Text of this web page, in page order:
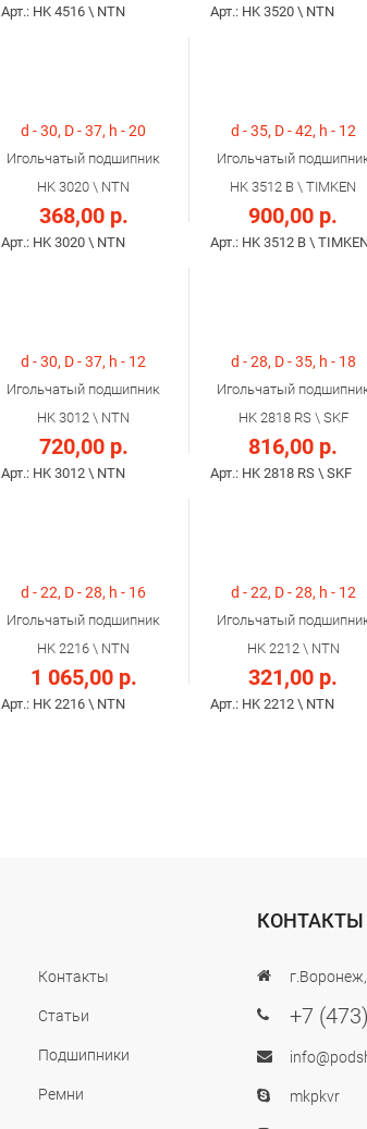
Арт.: HK 4516 \ NTN Арт.: HK 3520 \ NTN
d - 30, D - 37, h - 20
Игольчатый подшипник
HK 3020 \ NTN
368,00 р.
Арт.: HK 3020 \ NTN
d - 35, D - 42, h - 12
Игольчатый
HK 3512 B \ TIMKEN
900,00 р.
Арт.: HK 3512 B \
d - 30, D - 37, h - 12
Игольчатый подшипник
HK 3012 \ NTN
720,00 р.
Арт.: HK 3012 \ NTN
d - 28, D - 35, h - 18
Игольчатый
HK 2818 RS \ SKF
816,00 р.
Арт.: HK 2818 RS \ SKF
d - 22, D - 28, h - 16
Игольчатый подшипник
HK 2216 \ NTN
1 065,00 р.
Арт.: HK 2216 \ NTN
d - 22, D - 28, h - 12
Игольчатый
HK 2212 \ NTN
321,00 р.
Арт.: HK 2212 \ NTN
Контакты
Статьи
Подшипники
Ремни
КОНТАКТЫ
+7
mkpkvr